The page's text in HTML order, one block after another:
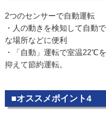
2つのセンサーで自動運転
・人の動きを検知して自動
な場所などに便利
・「自動」運転で室温22℃
抑えて節約運転。
■オススメポイント4